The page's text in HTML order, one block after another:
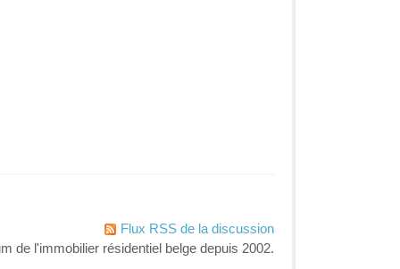
Flux RSS de la discussion
de l'immobilier résidentiel belge depuis 2002.